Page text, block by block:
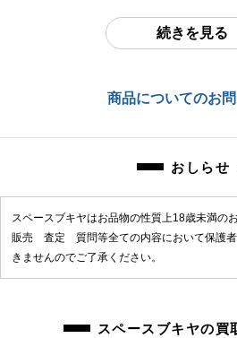
着しての検品は行っていません。カートを直
認ができました。こちらは記載外にも不具合
りますので予めご了承ください。
商品管理コード
chc-2602233308-ai-081511479
東京都江戸川区中葛西6-10-14 2F
続きを見る
商品についてのお
おしらせ
スペースブキヤはお品物の性質上18歳未満の
販売 査定 質問等全ての内容において保護者
きませんのでご了承ください。
スペースブキヤの買